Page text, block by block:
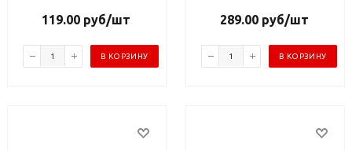
119.00руб/шт
В КОРЗИНУ
289.00руб/шт
В КОРЗИНУ